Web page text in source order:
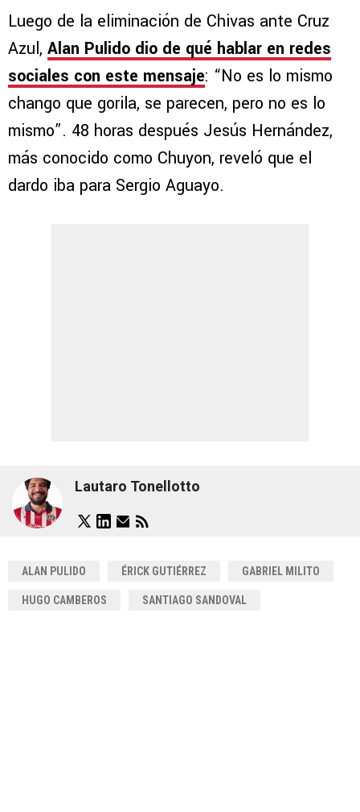
Luego de la eliminación de Chivas ante Cruz
Azul, Alan Pulido dio de qué hablar en redes
sociales con este mensaje: “No es lo mismo
chango que gorila, se parecen, pero no es lo
mismo”. 48 horas después Jesús Hernández,
más conocido como Chuyon, reveló que el
dardo iba para Sergio Aguayo.
Lautaro Tonellotto
ALAN PULIDO ÉRICK GUTIÉRREZ GABRIEL MILITO
HUGO CAMBEROS SANTIAGO SANDOVAL